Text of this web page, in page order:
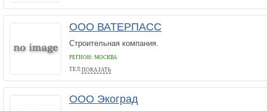
ООО ВАТЕРПАСС
Строительная компания.
РЕГИОН: МОСКВА
ТЕЛ:ПОКАЗАТЬ
495-221-97-71
ООО Экоград